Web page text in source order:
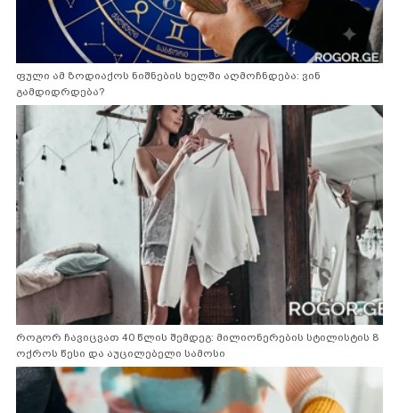
ფული ამ ზოდიაქოს ნიშნების ხელში აღმოჩნდება: ვინ
გამდიდრდება?
როგორ ჩავიცვათ 40 წლის შემდეგ: მილიონერების სტილისტის 8
ოქროს წესი და აუცილებელი სამოსი